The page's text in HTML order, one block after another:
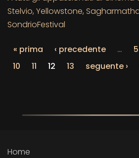
Stelvio, Yellowstone,
SondrioFestival
« prima ‹ precedente … 5
10
11 12 13 seguente ›
Home